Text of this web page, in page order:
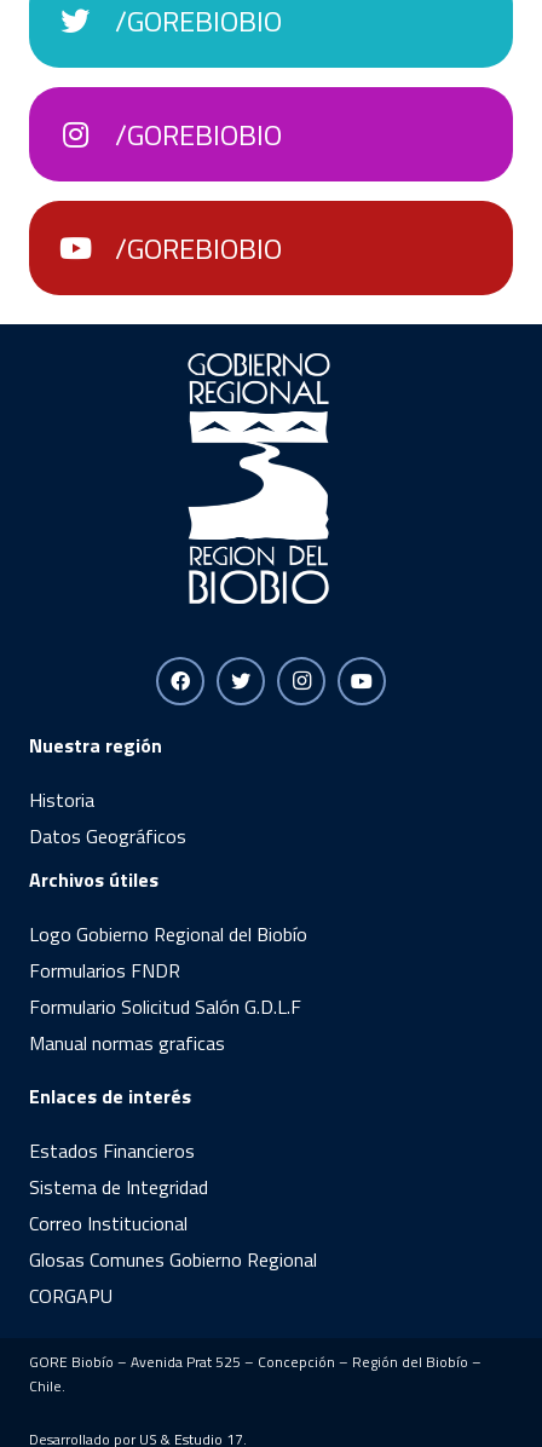
/GOREBIOBIO
/GOREBIOBIO
/GOREBIOBIO
Nuestra región
Historia
Datos Geográficos
Archivos útiles
Logo Gobierno Regional del Biobío
Formularios FNDR
Formulario Solicitud Salón G.D.L.F
Manual normas graficas
Enlaces de interés
Estados Financieros
Sistema de Integridad
Correo Institucional
Glosas Comunes Gobierno Regional
CORGAPU
GORE Biobío – Avenida Prat 525 – Concepción – Región del Biobío –
Chile.
Desarrollado por US & Estudio 17.